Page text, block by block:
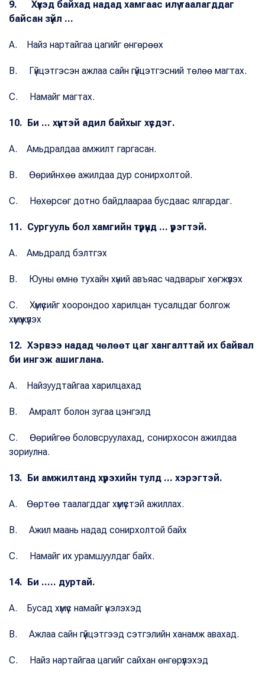
9. Хүүхэд байхад надад хамгаас илүү таалагддаг
байсан зүйл ...
A. Найз нартайгаа цагийг өнгөрөөх
B. Гүйцэтгэсэн ажлаа сайн гүйцэтгэсний төлөө магтах.
C. Намайг магтах.
10. Би ... хүнтэй адил байхыг хүсдэг.
A. Амьдралдаа амжилт гаргасан.
B. Өөрийнхөө ажилдаа дур сонирхолтой.
C. Нөхөрсөг дотно байдлаараа бусдаас ялгардаг.
11. Сургууль бол хамгийн түрүүнд ... үүрэгтэй.
A. Амьдралд бэлтгэх
B. Юуны өмнө тухайн хүний авъяас чадварыг хөгжүүлэх
C. Хүмүүсийг хоорондоо харилцан тусалцдаг болгож
хүмүүжүүлэх
12. Хэрвээ надад чөлөөт цаг хангалттай их байвал
би ингэж ашиглана.
A. Найзуудтайгаа харилцахад
B. Амралт болон зугаа цэнгэлд
C. Өөрийгөө боловсруулахад, сонирхосон ажилдаа
зориулна.
13. Би амжилтанд хүрэхийн тулд ... хэрэгтэй.
A. Өөртөө таалагддаг хүмүүстэй ажиллах.
B. Ажил маань надад сонирхолтой байх
C. Намайг их урамшуулдаг байх.
14. Би ..... дуртай.
A. Бусад хүмүүс намайг үнэлэхэд
B. Ажлаа сайн гүйцэтгээд сэтгэлийн ханамж авахад.
C. Найз нартайгаа цагийг сайхан өнгөрүүлэхэд